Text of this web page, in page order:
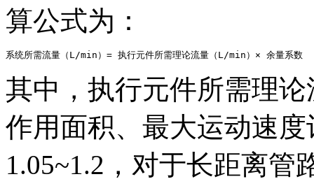
算公式为：
系统所需流量（L/min）= 执行元件所需理论流量（L/min）× 余量系数
其中，执行元件所需理
作用面积、最大运动速
1.05~1.2，对于长距离